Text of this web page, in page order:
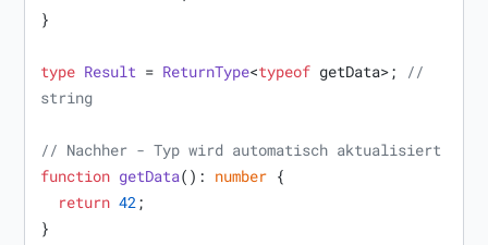
}
type Result = ReturnType<typeof getData>;
//
string
// Nachher - Typ wird automatisch aktualisiert
function getData( ): number {
return 42 ;
}